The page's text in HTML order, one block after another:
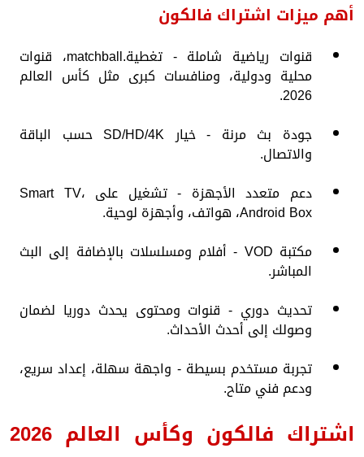
أهم ميزات اشتراك فالكون
قنوات رياضية شاملة - تغطية.matchball، قنوات
محلية ودولية، ومنافسات كبرى مثل كأس العالم
2026.
جودة بث مرنة - خيار SD/HD/4K حسب الباقة
والاتصال.
دعم متعدد الأجهزة - تشغيل على Smart TV،
Android Box، هواتف، وأجهزة لوحية.
مكتبة VOD - أفلام ومسلسلات بالإضافة إلى البث
المباشر.
تحديث دوري - قنوات ومحتوى يحدث دوريا لضمان
وصولك إلى أحدث الأحداث.
تجربة مستخدم بسيطة - واجهة سهلة، إعداد سريع،
ودعم فني متاح.
اشتراك فالكون وكأس العالم 2026